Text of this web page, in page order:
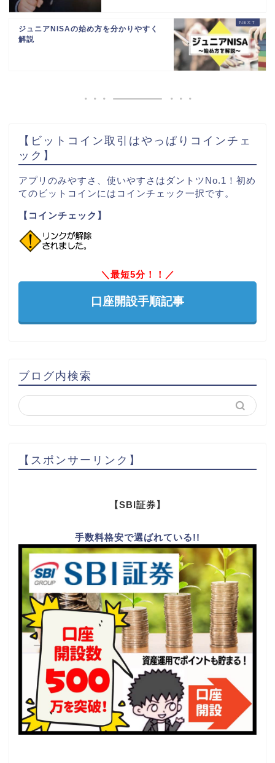
ジュニアNISAの始め方を分かりやすく
解説
【ビットコイン取引はやっぱりコインチェ
ック】
アプリのみやすさ、使いやすさはダントツNo.1！初め
てのビットコインにはコインチェック一択です。
【コインチェック】
＼最短5分！！／
口座開設手順記事
ブログ内検索
【スポンサーリンク】
【SBI証券】
手数料格安で選ばれている!!